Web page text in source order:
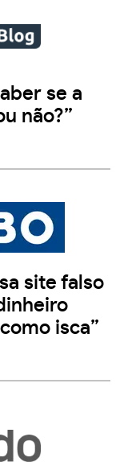
se a
não?”
site falso
isca”